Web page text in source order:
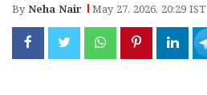
ByNeha Nair May 27, 2026, 20:29 IST